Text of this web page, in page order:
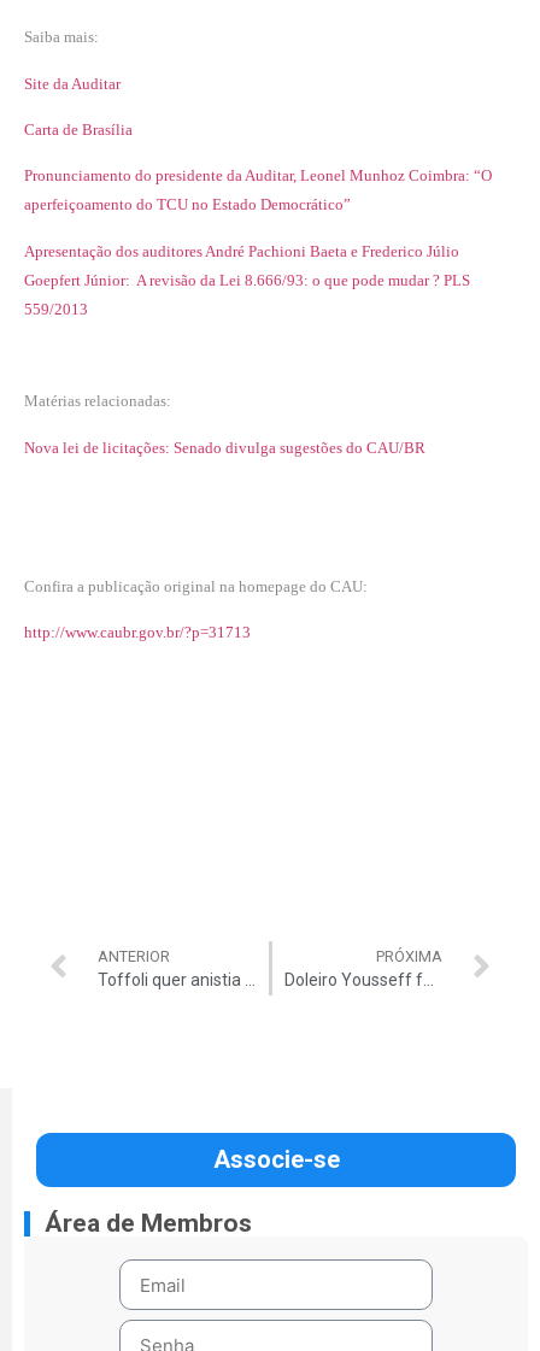
Saiba mais:
Site da Auditar
Carta de Brasília
Pronunciamento do presidente da Auditar, Leonel Munhoz Coimbra: “O
aperfeiçoamento do TCU no Estado Democrático”
Apresentação dos auditores André Pachioni Baeta e Frederico Júlio
Goepfert Júnior: A revisão da Lei 8.666/93: o que pode mudar ? PLS
559/2013
Matérias relacionadas:
Nova lei de licitações: Senado divulga sugestões do CAU/BR
Confira a publicação original na homepage do CAU:
http://www.caubr.gov.br/?p=31713
ANTERIOR PRÓXIMA
Doleiro Yousseff fará ‘delação premiada’
Associe-se
Área de Membros